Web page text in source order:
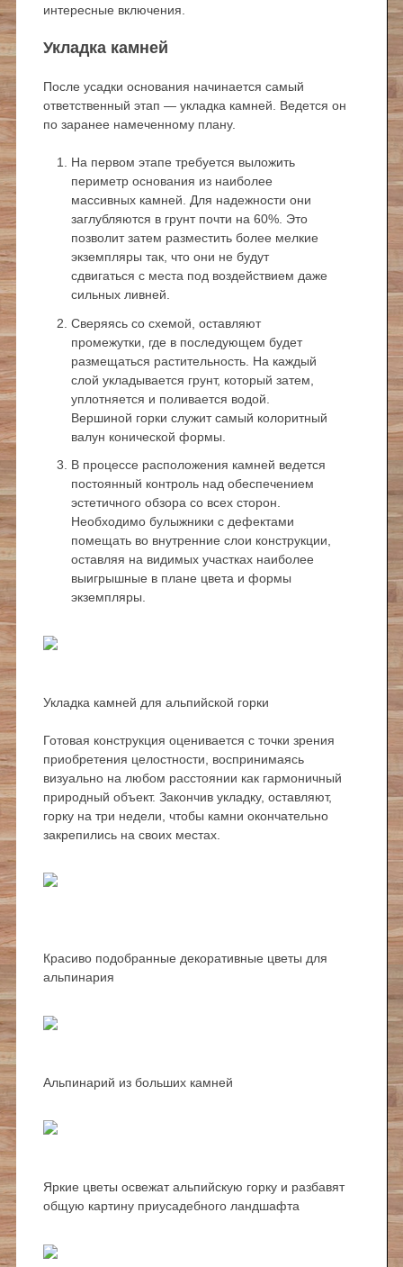
интересные включения.
Укладка камней
После усадки основания начинается самый
ответственный этап — укладка камней. Ведется он
по заранее намеченному плану.
На первом этапе требуется выложить
периметр основания из наиболее
массивных камней. Для надежности они
заглубляются в грунт почти на 60%. Это
позволит затем разместить более мелкие
экземпляры так, что они не будут
сдвигаться с места под воздействием даже
сильных ливней.
Сверяясь со схемой, оставляют
промежутки, где в последующем будет
размещаться растительность. На каждый
слой укладывается грунт, который затем,
уплотняется и поливается водой.
Вершиной горки служит самый колоритный
валун конической формы.
В процессе расположения камней ведется
постоянный контроль над обеспечением
эстетичного обзора со всех сторон.
Необходимо булыжники с дефектами
помещать во внутренние слои конструкции,
оставляя на видимых участках наиболее
выигрышные в плане цвета и формы
экземпляры.
Укладка камней для альпийской горки
Готовая конструкция оценивается с точки зрения
приобретения целостности, воспринимаясь
визуально на любом расстоянии как гармоничный
природный объект. Закончив укладку, оставляют,
горку на три недели, чтобы камни окончательно
закрепились на своих местах.
Красиво подобранные декоративные цветы для
альпинария
Альпинарий из больших камней
Яркие цветы освежат альпийскую горку и разбавят
общую картину приусадебного ландшафта